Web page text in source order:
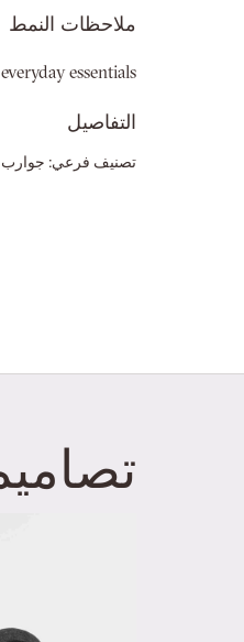
بداية
الصور
ملاحظات النمط
essentials.
التفاصيل
تصنيف فرعي: جوارب